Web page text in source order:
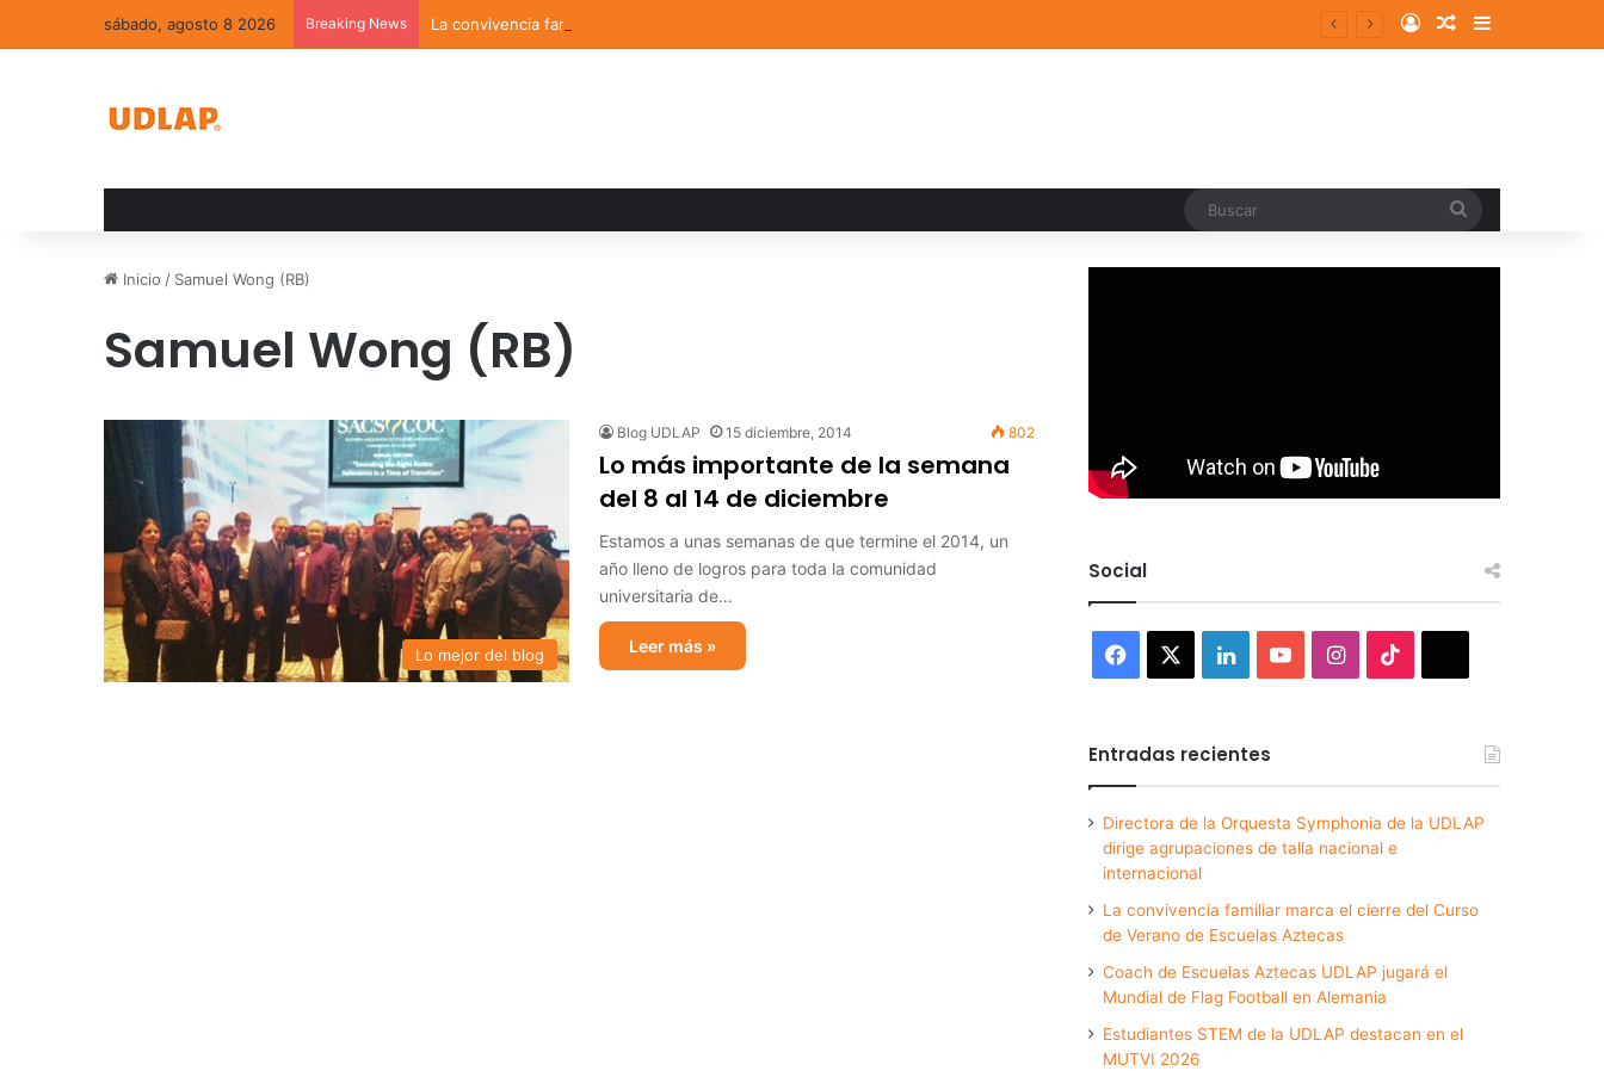
sábado, agosto 8 2026 Breaking News La convivencia familiar marca el cierre del Curso de Verano de Escuelas Aztecas Log InRandom Article
Sidebar
Inicio / Samuel Wong (RB)
Samuel Wong (RB)
Lo mejor del blog
Blog UDLAP 15 diciembre, 2014 802
Lo más importante de la semana
del 8 al 14 de diciembre
Estamos a unas semanas de que termine el 2014, un
año lleno de logros para toda la comunidad
universitaria de…
Leer más »
Social
Facebook LinkedInYouTubeInstagram
Entradas recientes
Directora de la Orquesta Symphonia de la UDLAP
dirige agrupaciones de talla nacional e
internacional
La convivencia familiar marca el cierre del Curso
de Verano de Escuelas Aztecas
Coach de Escuelas Aztecas UDLAP jugará el
Mundial de Flag Football en Alemania
Estudiantes STEM de la UDLAP destacan en el
MUTVI 2026